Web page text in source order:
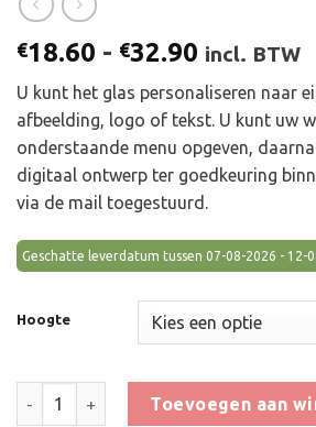
€18.60 - €32.90
€18.60
tot
€32.90
incl. BTW
U kunt het glas personaliseren naar
afbeelding, logo of tekst. U kunt uw
onderstaande menu opgeven,
digitaal ontwerp ter goedkeuring
via de mail toegestuurd.
Geschatte leverdatum tussen 07-08-2026 - 12-
Hoogte
Schaal KS302 aantal
Toevoegen aan